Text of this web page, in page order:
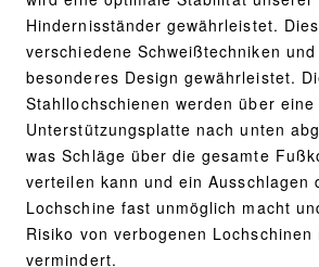
Hindernisständer gewährleistet.
verschiedene Schweißtechniken und
besonderes Design gewährleistet.
Stahllochschienen werden über eine
Unterstützungsplatte nach unten
was Schläge über die gesamte
verteilen kann und ein Ausschlagen
Lochschine fast unmöglich macht
Risiko von verbogenen Lochschinen
vermindert.